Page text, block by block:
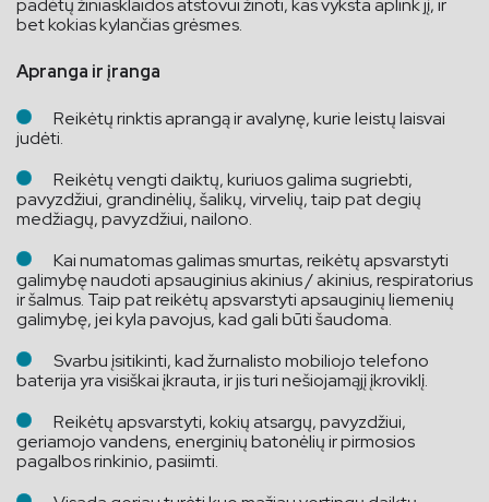
padėtų žiniasklaidos atstovui žinoti, kas vyksta aplink jį, ir
bet kokias kylančias grėsmes.
Apranga ir įranga
Reikėtų rinktis aprangą ir avalynę, kurie leistų laisvai
judėti.
Reikėtų vengti daiktų, kuriuos galima sugriebti,
pavyzdžiui, grandinėlių, šalikų, virvelių, taip pat degių
medžiagų, pavyzdžiui, nailono.
Kai numatomas galimas smurtas, reikėtų apsvarstyti
galimybę naudoti apsauginius akinius / akinius, respiratorius
ir šalmus. Taip pat reikėtų apsvarstyti apsauginių liemenių
galimybę, jei kyla pavojus, kad gali būti šaudoma.
Svarbu įsitikinti, kad žurnalisto mobiliojo telefono
baterija yra visiškai įkrauta, ir jis turi nešiojamąjį įkroviklį.
Reikėtų apsvarstyti, kokių atsargų, pavyzdžiui,
geriamojo vandens, energinių batonėlių ir pirmosios
pagalbos rinkinio, pasiimti.